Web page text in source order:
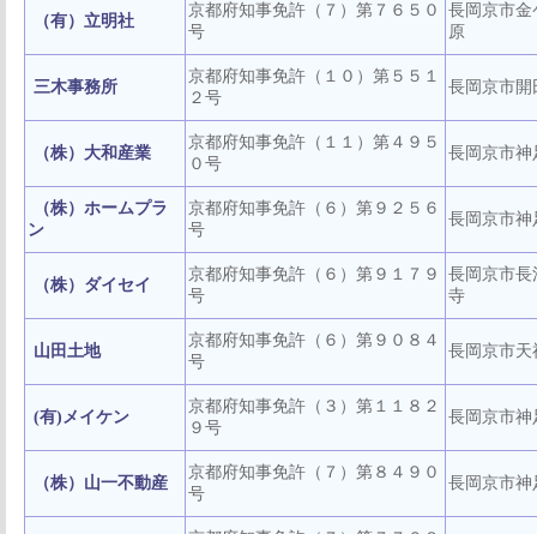
（有）立明社
京都府知事免許（７）第７６５０
号
長岡京市金
原
三木事務所
京都府知事免許（１０）第５５１
２号
長岡京市開
（株）大和産業
京都府知事免許（１１）第４９５
０号
長岡京市神
（株）ホームプラ
ン
京都府知事免許（６）第９２５６
号
長岡京市神
（株）ダイセイ
京都府知事免許（６）第９１７９
号
長岡京市長
寺
山田土地
京都府知事免許（６）第９０８４
号
長岡京市天
(有)メイケン
京都府知事免許（３）第１１８２
９号
長岡京市神
（株）山一不動産
京都府知事免許（７）第８４９０
号
長岡京市神